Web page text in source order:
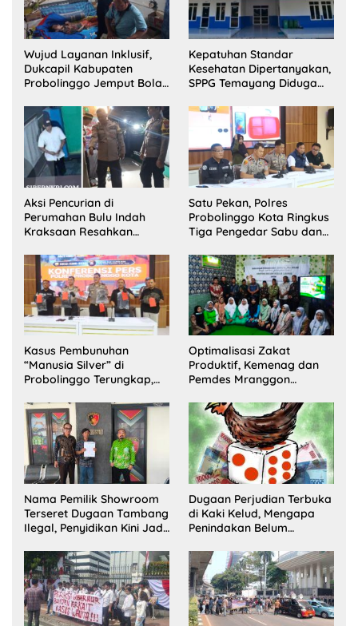
Wujud Layanan Inklusif,
Dukcapil Kabupaten
Probolinggo Jemput Bola
Disabilitas di Dringu
Kepatuhan Standar
Kesehatan Dipertanyakan,
SPPG Temayang Diduga
Aksi Pencurian di
Perumahan Bulu Indah
Kraksaan Resahkan
Satu Pekan, Polres
Probolinggo Kota Ringkus
Tiga Pengedar Sabu dan
Kasus Pembunuhan
“Manusia Silver” di
Probolinggo Terungkap,
Satu Buron
Optimalisasi Zakat
Produktif, Kemenag dan
Pemdes Mranggon
Pelaksana Kampung
Zakat
Nama Pemilik Showroom
Terseret Dugaan Tambang
Ilegal, Penyidikan Kini Jadi
Dugaan Perjudian Terbuka
di Kaki Kelud, Mengapa
Penindakan Belum